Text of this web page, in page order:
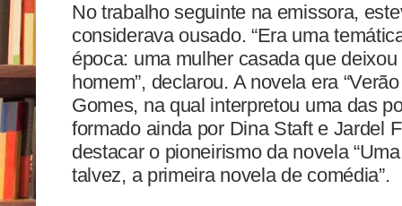
No trabalho seguinte na emissora,
considerava ousado. “Era uma
época: uma mulher casada que
homem”, declarou. A novela era
Gomes, na qual interpretou uma das
formado ainda por Dina Staft e Jardel
destacar o pioneirismo da novela
talvez, a primeira novela de comédia”.